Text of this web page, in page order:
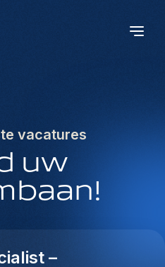
vacatures
uw
–